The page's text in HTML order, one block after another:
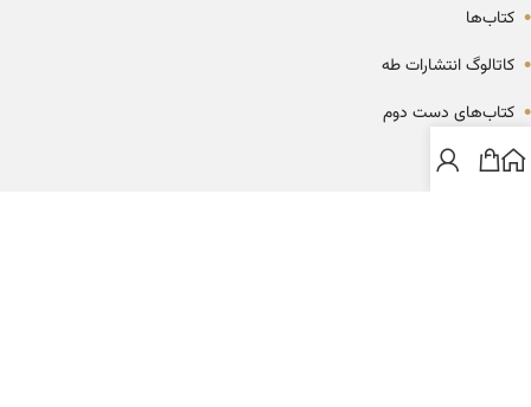
• کتاب‌ها
• کاتالوگ انتشارات طه
• کتاب‌های دست دوم
• بلاگ